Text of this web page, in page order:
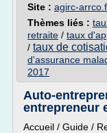
Site : agirc-
Thèmes liés :
retraite / taux
/ taux de
d'assurance
2017
Auto-
entrepreneur
Accueil / Guide /